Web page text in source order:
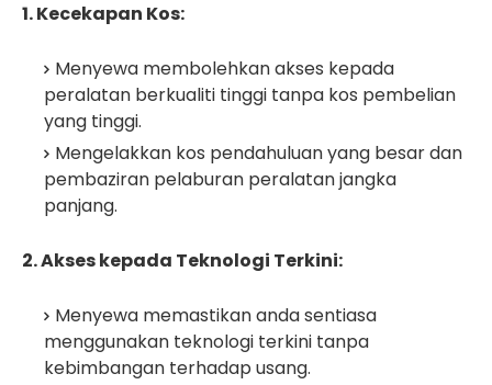
1. Kecekapan Kos:
Menyewa membolehkan akses kepada
peralatan berkualiti tinggi tanpa kos pembelian
yang tinggi.
Mengelakkan kos pendahuluan yang besar dan
pembaziran pelaburan peralatan jangka
panjang.
2. Akses kepada Teknologi Terkini:
Menyewa memastikan anda sentiasa
menggunakan teknologi terkini tanpa
kebimbangan terhadap usang.